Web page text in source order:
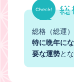
総格（総運
特に晩年に
要な運勢と